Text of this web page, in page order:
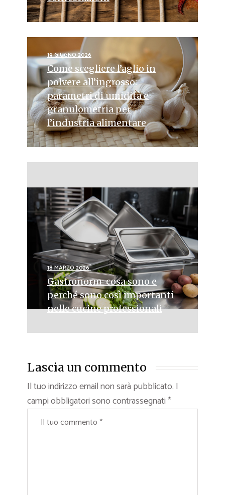
19 GIUGNO 2026
Come scegliere l’aglio in
polvere all’ingrosso:
parametri di umidità e
granulometria per
l’industria alimentare
18 MARZO 2026
Gastronorm: cosa sono e
perché sono così importanti
nelle cucine professionali
Lascia un commento
Il tuo indirizzo email non sarà pubblicato. I
campi obbligatori sono contrassegnati*